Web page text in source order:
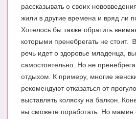
рассказывать о своих
жили в другие времена и вряд ли
Хотелось бы также обратить
которыми пренебрегать не стоит.
речь идет о здоровье младенца,
самостоятельно. Но не
отдыхом. К примеру, многие
рекомендуют отказаться от
выставлять коляску на балкон.
вы сможете поработать. Но мамин